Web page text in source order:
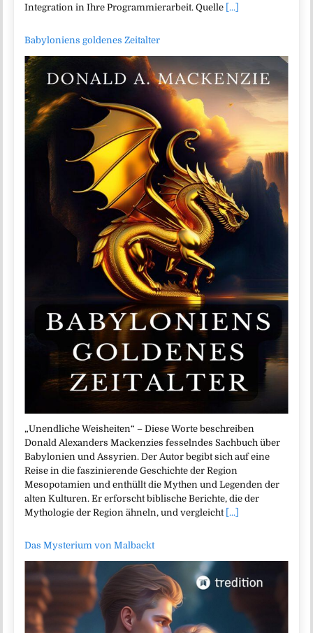
Integration in Ihre Programmierarbeit. Quelle [...]
Babyloniens goldenes Zeitalter
„Unendliche Weisheiten“ – Diese Worte beschreiben
Donald Alexanders Mackenzies fesselndes Sachbuch über
Babylonien und Assyrien. Der Autor begibt sich auf eine
Reise in die faszinierende Geschichte der Region
Mesopotamien und enthüllt die Mythen und Legenden der
alten Kulturen. Er erforscht biblische Berichte, die der
Mythologie der Region ähneln, und vergleicht [...]
Das Mysterium von Malbackt